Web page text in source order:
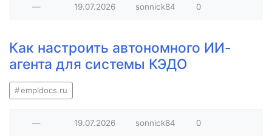
— 19.07.2026 sonnick84 0
Как настроить автономного ИИ-
агента для системы КЭДО
empldocs.ru
— 19.07.2026 sonnick84 0